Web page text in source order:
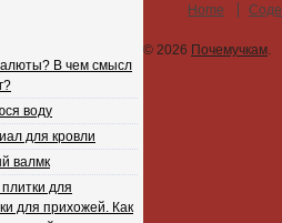
В чем смысл
воду
для кровли
валмк
для
для прихожей. Как
Home
© 2026 Почемучкам